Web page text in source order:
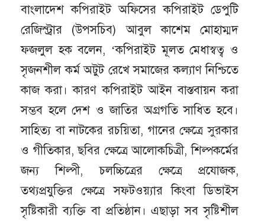
বাংলাদেশ কপিরাইট অফিসের কপিরাইট ডেপুটি
রেজিস্ট্রার (উপসচিব) আবুল কাশেম মোহাম্মদ
ফজলুল হক বলেন, ‘কপিরাইট মূলত মেধাস্বত্ব ও
সৃজনশীল কর্ম অটুট রেখে সমাজের কল্যাণ নিশ্চিতে
কাজ করা। কারণ কপিরাইট আইন বাস্তবায়ন করা
সম্ভব হলে দেশ ও জাতির অগ্রগতি সাধিত হবে।
সাহিত্য বা নাটকের রচয়িতা, গানের ক্ষেত্রে সুরকার
ও গীতিকার, ছবির ক্ষেত্রে আলোকচিত্রী, শিল্পকর্মের
জন্য শিল্পী, চলচ্চিত্রের ক্ষেত্রে প্রযোজক,
তথ্যপ্রযুক্তির ক্ষেত্রে সফটওয়্যার কিংবা ডিভাইস
সৃষ্টিকারী ব্যক্তি বা প্রতিষ্ঠান। এছাড়া সব সৃষ্টিশীল